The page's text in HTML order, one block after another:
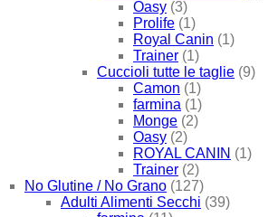
Oasy (3)
Prolife (1)
Royal Canin (1)
Trainer (1)
Cuccioli tutte le taglie (9)
Camon (1)
farmina (1)
Monge (2)
Oasy (2)
ROYAL CANIN (1)
Trainer (2)
No Glutine / No Grano (127)
Adulti Alimenti Secchi (39)